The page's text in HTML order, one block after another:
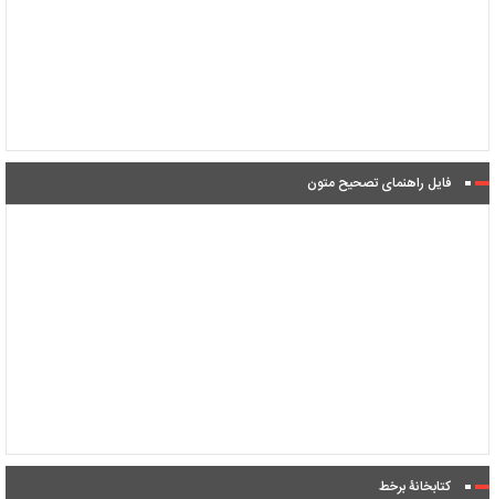
فایل راهنمای تصحیح متون
کتابخانۀ برخط